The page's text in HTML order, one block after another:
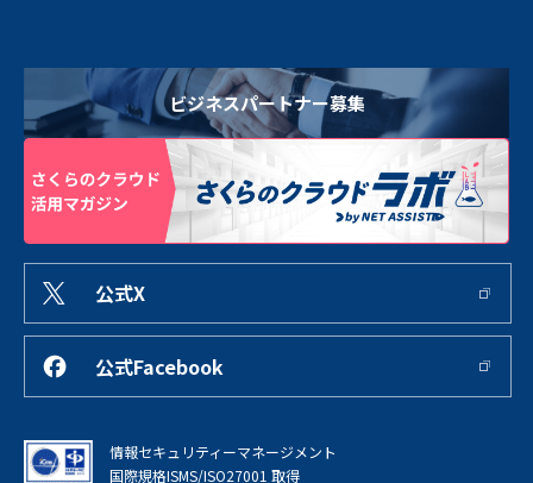
ビジネスパートナー募集
公式X
公式Facebook
情報セキュリティーマネージメント
国際規格ISMS/ISO27001 取得